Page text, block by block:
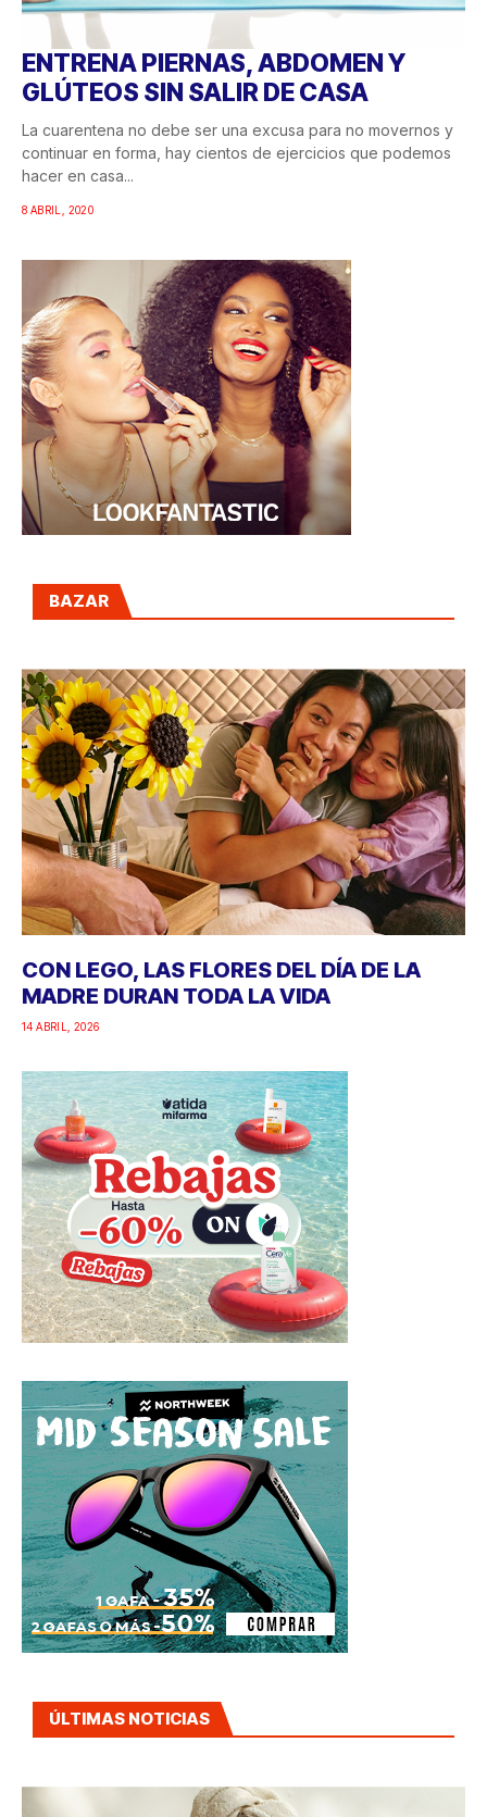
ENTRENA PIERNAS, ABDOMEN Y
GLÚTEOS SIN SALIR DE CASA
La cuarentena no debe ser una excusa para no movernos y
continuar en forma, hay cientos de ejercicios que podemos
hacer en casa...
8 ABRIL, 2020
BAZAR
CON LEGO, LAS FLORES DEL DÍA DE LA
MADRE DURAN TODA LA VIDA
14 ABRIL, 2026
ÚLTIMAS NOTICIAS